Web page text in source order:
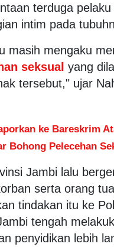
terduga
intim pada
masih mengaku
seksual yang
tersebut," ujar
ke Bareskrim
Bohong Pelecehan
Jambi lalu
serta orang
tindakan itu ke
tengah
penyidikan lebih